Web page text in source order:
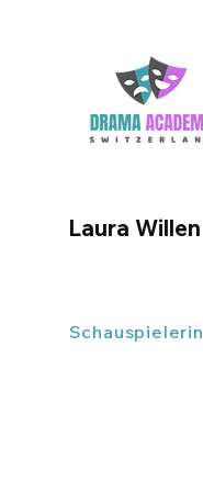
Schauspielerin
Laura Willen